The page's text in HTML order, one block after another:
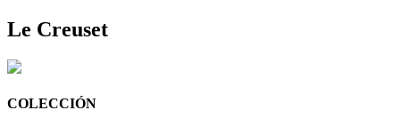
Le Creuset
COLECCIÓN